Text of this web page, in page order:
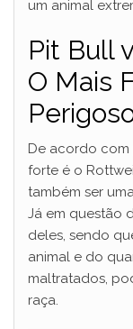
um animal
Pit Bull
O Mais
De acordo com
forte é o
também ser
Já em questão
deles, sendo
animal e do
maltratados,
raça.